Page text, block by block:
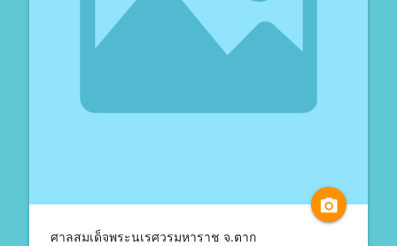
camera_alt
ศาลสมเด็จพระนเรศวรมหาราช จ.ตาก